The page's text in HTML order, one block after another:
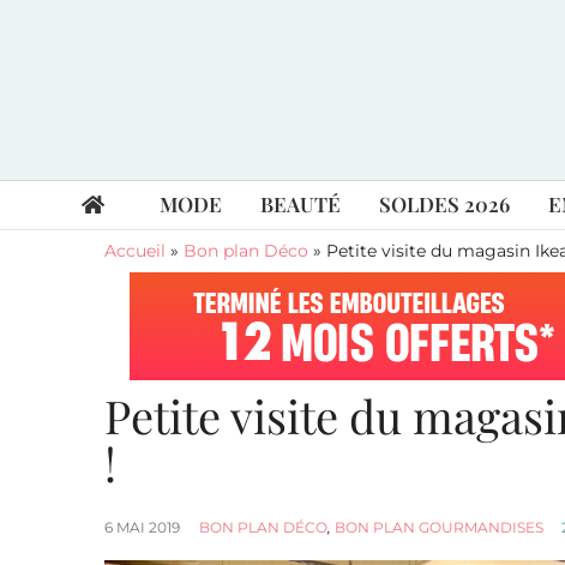
MODE BEAUTÉ SOLDES 2026
Accueil » Bon plan Déco » Petite visite du magasin
Petite visite du
!
6 MAI 2019 BON PLAN DÉCO, BON PLAN GOURMANDISES